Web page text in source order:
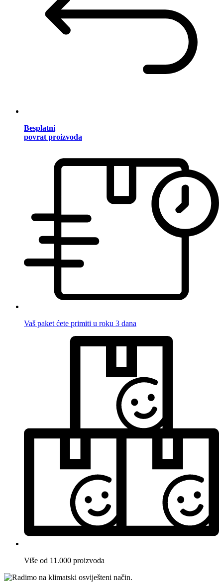
Besplatni
povrat proizvoda
Vaš paket ćete primiti u roku 3 dana
Više od 11.000 proizvoda